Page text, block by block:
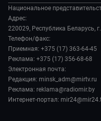
Происшествия
Наука и технологии
Здоровье и медицина
Авто
Культура
Спорт
Все как у людей
Вместе выгодно
Евразия. Культурно
Евразия. Регионы
Наши иностранцы
Пять причин поехать в...
Сделано в Содружестве
История
Руководство
Лица мира
Новости
Пресса о нас
Карьера
Реклама
Национальное
Адрес:
220029, Республика Беларусь,
Телефон/факс:
Приемная: +375 (17) 363-64-45
Реклама: +375 (17) 356-68-68
Электронная почта:
Редакция: minsk_adm@mirtv.ru
Реклама: reklama@radiomir.by
Интернет-портал: